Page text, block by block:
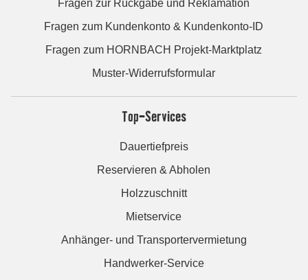
Fragen zur Rückgabe und Reklamation
Fragen zum Kundenkonto & Kundenkonto-ID
Fragen zum HORNBACH Projekt-Marktplatz
Muster-Widerrufsformular
Top-Services
Dauertiefpreis
Reservieren & Abholen
Holzzuschnitt
Mietservice
Anhänger- und Transportervermietung
Handwerker-Service